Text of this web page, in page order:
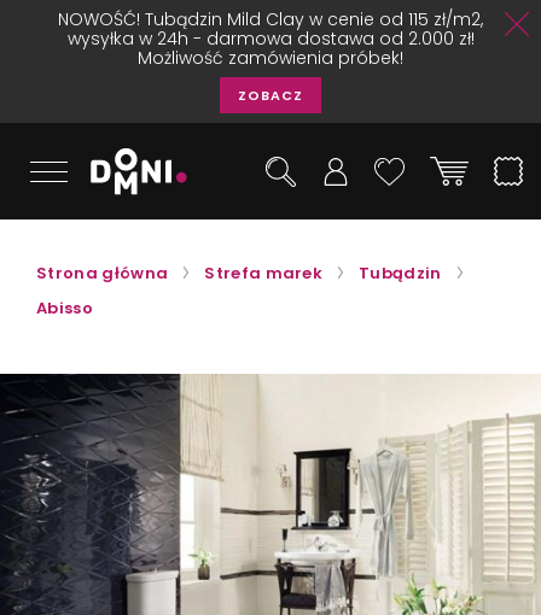
NOWOŚĆ! Tubądzin Mild Clay w cenie od 115 zł/m2,
wysyłka w 24h - darmowa dostawa od 2.000 zł!
Możliwość zamówienia próbek!
ZOBACZ
Strona główna Strefa marek
Tubądzin
Abisso